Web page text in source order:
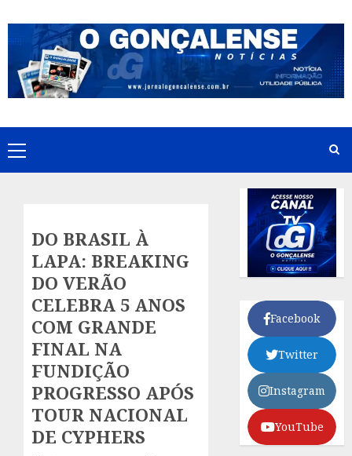
to
content
Primary
Menu
DO BRASIL À
LAPA: BREAKING
DO VERÃO
CELEBRA 5 ANOS
COM GRANDE
FINAL NA
FUNDIÇÃO
PROGRESSO APÓS
TOUR NACIONAL
DE CYPHERS
Facebook
Twitter
Instagram
YouTube